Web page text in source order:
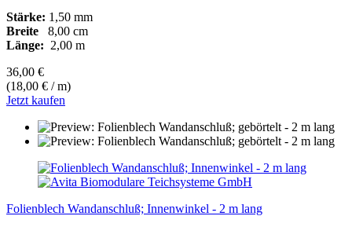
Stärke: 1,50 mm
Breite
8,00 cm
Länge: 2,00 m
36,00 €
(18,00 € / m)
Jetzt kaufen
Folienblech Wandanschluß; Innenwinkel - 2 m lang